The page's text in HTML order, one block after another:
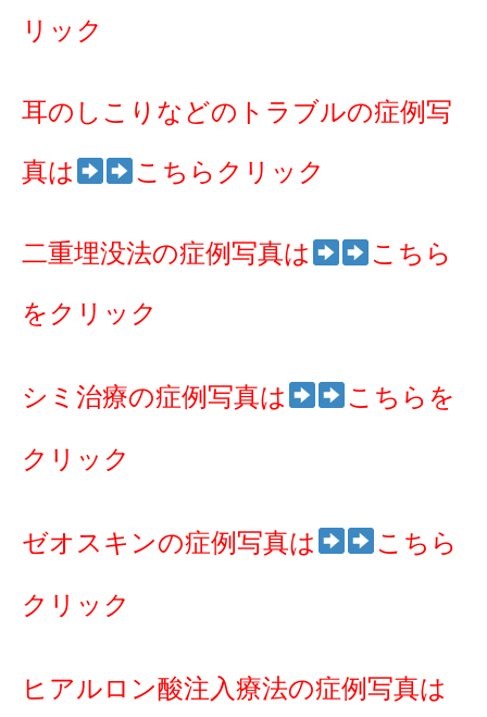
リック
耳のしこりなどのトラブルの症例写
真は こちらクリック
二重埋没法の症例写真は こちら
をクリック
シミ治療の症例写真は こちらを
クリック
ゼオスキンの症例写真は こちら
クリック
ヒアルロン酸注入療法の症例写真は